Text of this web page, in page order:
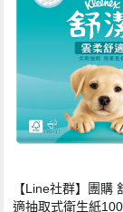
【Line社群】團購
適抽取式衛生紙100